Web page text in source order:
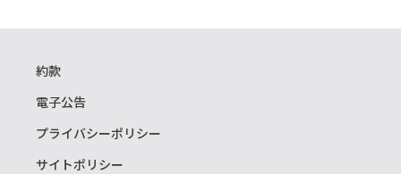
約款
電子公告
プライバシーポリシー
サイトポリシー